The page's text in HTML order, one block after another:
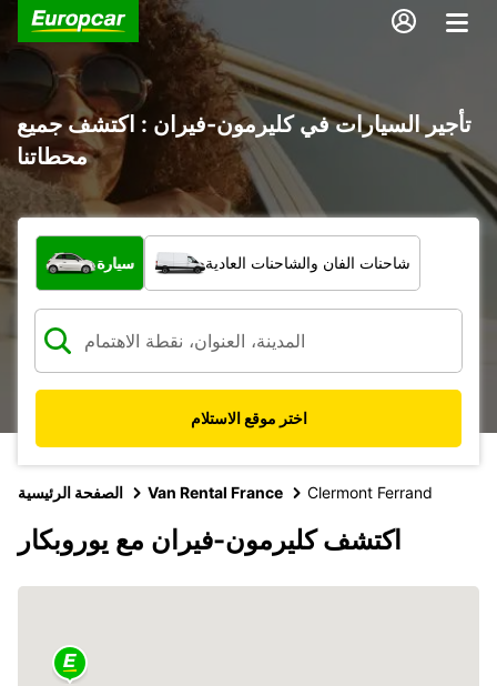
تأجير السيارات في كليرمون-فيران : اكتشف جميع
محطاتنا
ما نوع المركبة؟
سيارة شاحنات الفان والشاحنات العادية
اختر موقع الاستلام
الصفحة الرئيسية Van Rental France Clermont Ferrand
اكتشف كليرمون-فيران مع يوروبكار